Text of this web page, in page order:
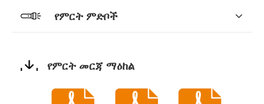
የምርት ምድቦች
የምርት መርጃ ማዕከል